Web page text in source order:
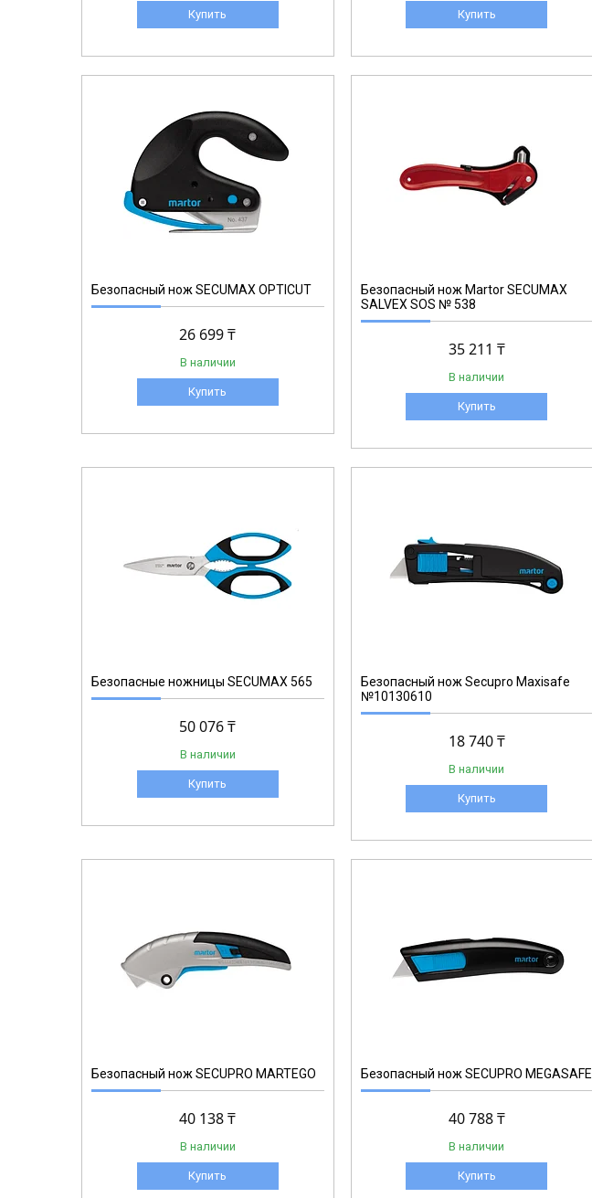
Купить Купить
Безопасный нож SECUMAX OPTICUT
26 699 ₸
В наличии
Купить
538.02
Безопасный нож Martor SECUMAX
SALVEX SOS № 538
35 211 ₸
В наличии
Купить
Безопасные ножницы SECUMAX 565
50 076 ₸
В наличии
Купить
Безопасный нож Secupro Maxisafe
№10130610
18 740 ₸
В наличии
Купить
Безопасный нож SECUPRO MARTEGO
40 138 ₸
В наличии
Купить
Безопасный нож SECUPRO MEGASAFE
40 788 ₸
В наличии
Купить